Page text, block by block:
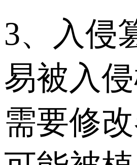
3、入侵
易被入
需要修